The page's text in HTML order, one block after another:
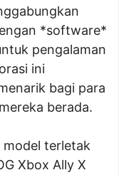
*software*
pengalaman
ini
bagi para
berada.
model terletak
Xbox Ally X